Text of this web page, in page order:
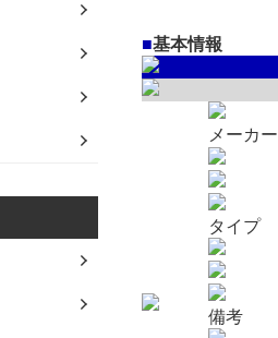
■基本情報
メーカー
タイプ
備考